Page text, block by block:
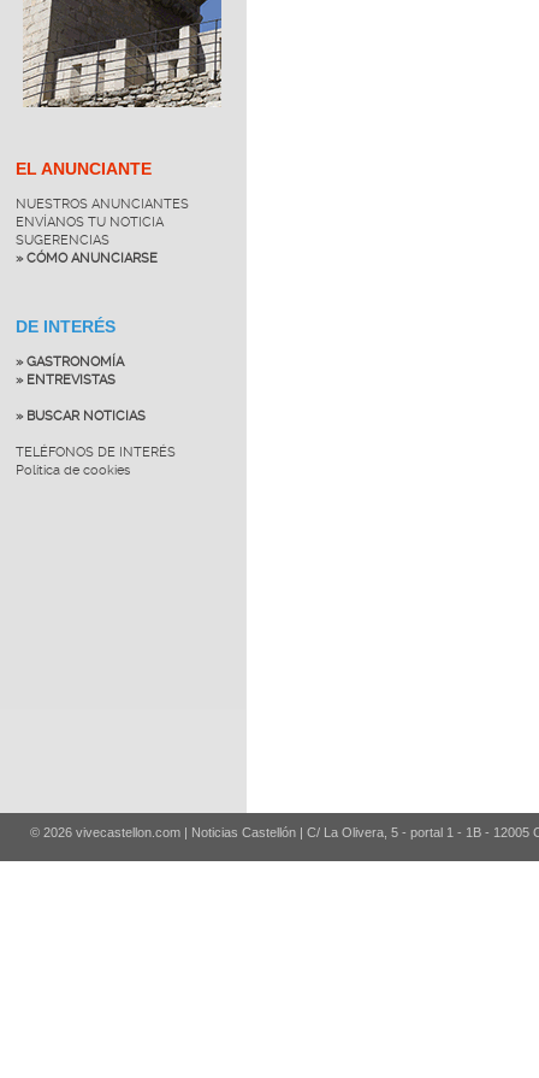
EL ANUNCIANTE
NUESTROS ANUNCIANTES
ENVÍANOS TU NOTICIA
SUGERENCIAS
» CÓMO ANUNCIARSE
DE INTERÉS
» GASTRONOMÍA
» ENTREVISTAS
» BUSCAR NOTICIAS
TELÉFONOS DE INTERÉS
Política de cookies
© 2026 vivecastellon.com | Noticias Castellón | C/ La Olivera, 5 - portal 1 - 1B - 12005